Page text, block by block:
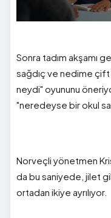
Sonra tadım akşamı
sağdıç ve nedime çift
neydi" oyununu
"neredeyse bir okul
Norveçli yönetmen
da bu saniyede, jilet
ortadan ikiye ayrılıyor.